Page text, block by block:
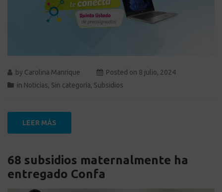
by Carolina Manrique Posted on 8 julio, 2024
in Noticias, Sin categoría, Subsidios
LEER MÁS
68 subsidios maternalmente ha
entregado Confa